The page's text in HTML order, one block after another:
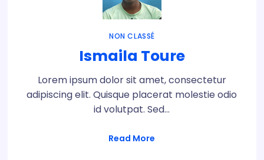
NON CLASSÉ
Ismaila Toure
Lorem ipsum dolor sit amet, consectetur
adipiscing elit. Quisque placerat molestie odio
id volutpat. Sed…
Read More